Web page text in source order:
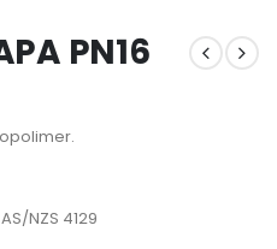
PN16
NZS 4129